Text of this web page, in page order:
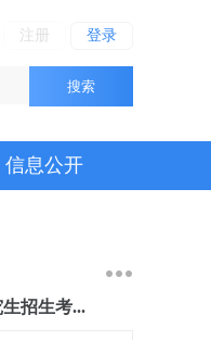
注册 登录
搜索
信息公开
招生考...